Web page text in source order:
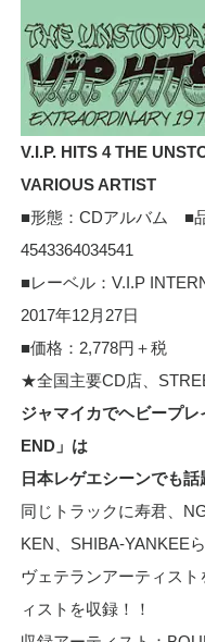
V.I.P. HITS 4 THE
VARIOUS ARTIST
■形態：CDアルバム ■
4543364034541
■レーベル：V.I.P
2017年12月27日
■価格：2,778円＋税
★全国主要CD店、
ジャマイカでヘビープ
END」は
日本レゲエシーンでも話
同じトラックに寿君、
KEN、SHIBA-YANKEEら
ヴェテランアーティス
ィストを収録！！